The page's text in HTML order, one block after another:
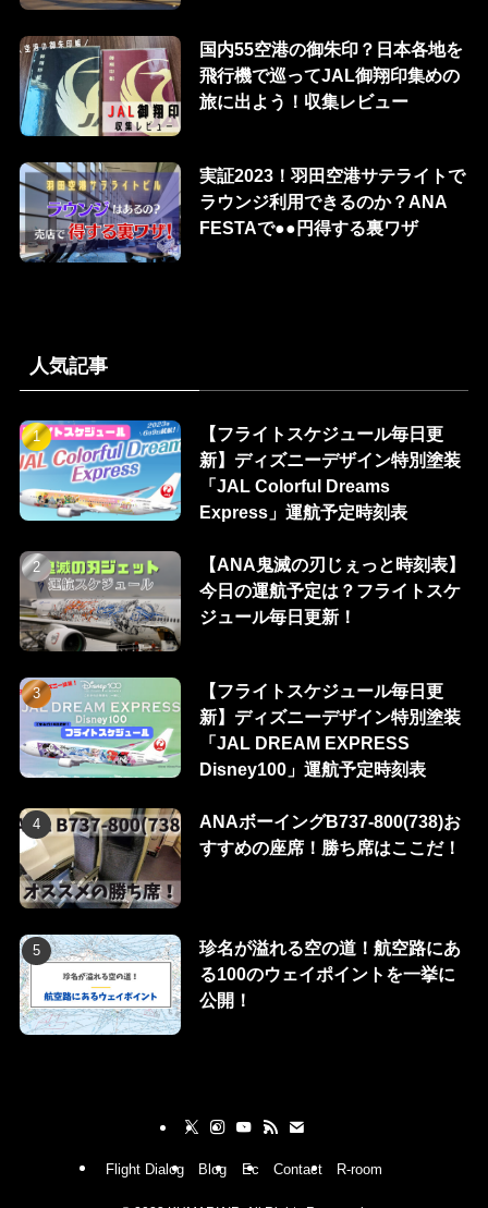
国内55空港の御朱印？日本各地を
飛行機で巡ってJAL御翔印集めの
旅に出よう！収集レビュー
実証2023！羽田空港サテライトで
ラウンジ利用できるのか？ANA
FESTAで●●円得する裏ワザ
人気記事
【フライトスケジュール毎日更
新】ディズニーデザイン特別塗装
「JAL Colorful Dreams
Express」運航予定時刻表
【ANA鬼滅の刃じぇっと時刻表】
今日の運航予定は？フライトスケ
ジュール毎日更新！
【フライトスケジュール毎日更
新】ディズニーデザイン特別塗装
「JAL DREAM EXPRESS
Disney100」運航予定時刻表
ANAボーイングB737-800(738)お
すすめの座席！勝ち席はここだ！
珍名が溢れる空の道！航空路にあ
る100のウェイポイントを一挙に
公開！
Flight Dialog Blog Ec Contact R-room